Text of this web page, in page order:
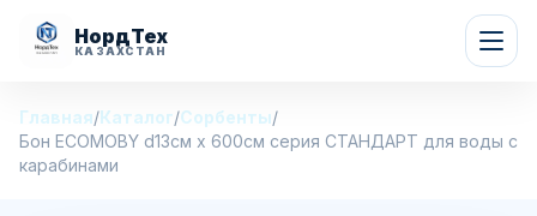
НордТех
КАЗАХСТАН
Главная/Каталог/Сорбенты/
Бон ECOMOBY d13см х 600см серия СТАНДАРТ для воды с
карабинами